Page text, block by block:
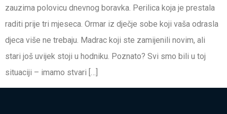
zauzima polovicu dnevnog boravka. Perilica koja je prestala
raditi prije tri mjeseca. Ormar iz dječje sobe koji vaša odrasla
djeca više ne trebaju. Madrac koji ste zamijenili novim, ali
stari još uvijek stoji u hodniku. Poznato? Svi smo bili u toj
situaciji – imamo stvari […]